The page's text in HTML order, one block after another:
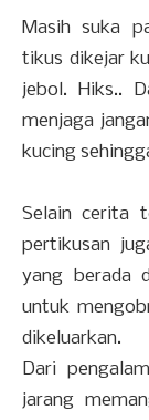
Masih suka
tikus dikejar
jebol. Hiks..
menjaga
kucing
Selain cerita
pertikusan
yang berada
untuk
dikeluarkan.
Dari
jarang